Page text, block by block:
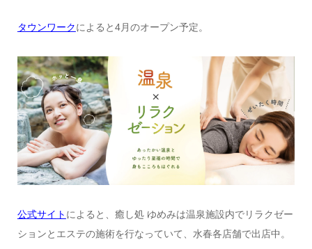
タウンワークによると4月のオープン予定。
公式サイト によると、癒し処 ゆめみは温泉施設内でリラクゼー
ションとエステの施術を行なっていて、水春各店舗で出店中。